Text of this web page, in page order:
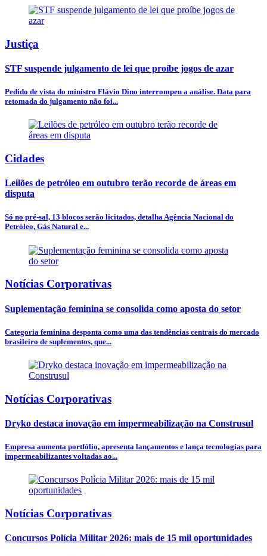
Justiça
STF suspende julgamento de lei que proíbe jogos de azar
Pedido de vista do ministro Flávio Dino interrompeu a análise. Data para
retomada do julgamento não foi...
Cidades
Leilões de petróleo em outubro terão recorde de áreas em
disputa
Só no pré-sal, 13 blocos serão licitados, detalha Agência Nacional do
Petróleo, Gás Natural e...
Notícias Corporativas
Suplementação feminina se consolida como aposta do setor
Categoria feminina desponta como uma das tendências centrais do mercado
brasileiro de suplementos, que...
Notícias Corporativas
Dryko destaca inovação em impermeabilização na Construsul
Empresa aumenta portfólio, apresenta lançamentos e lança tecnologias para
impermeabilizantes voltadas ao...
Notícias Corporativas
Concursos Polícia Militar 2026: mais de 15 mil oportunidades